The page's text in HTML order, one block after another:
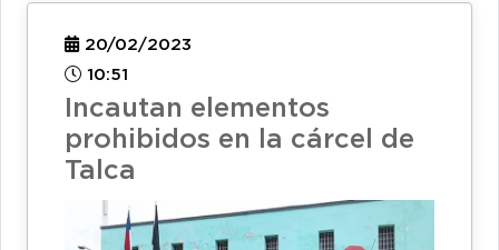
20/02/2023
10:51
Incautan elementos
prohibidos en la cárcel de
Talca